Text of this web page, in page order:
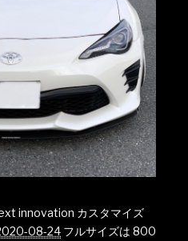
innovation カスタマイズ
08-24 フルサイズは 800